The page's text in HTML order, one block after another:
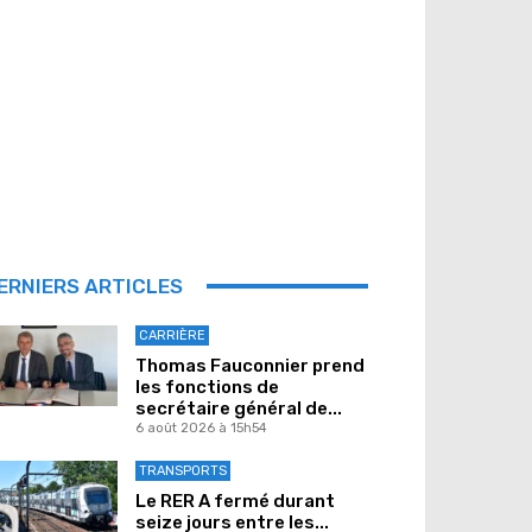
ARTICLES
CARRIÈRE
Thomas Fauconnier prend
les fonctions de
secrétaire général de...
6 août 2026 à 15h54
TRANSPORTS
Le RER A fermé durant
seize jours entre les...